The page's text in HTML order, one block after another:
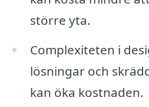
större yta.
Complexiteten i
lösningar och
kan öka kostnaden.